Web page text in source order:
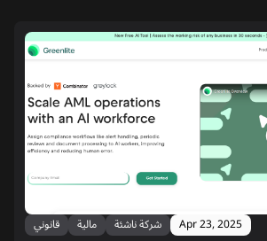
Apr 23, 2025 شركة ناشئة مالية قانوني